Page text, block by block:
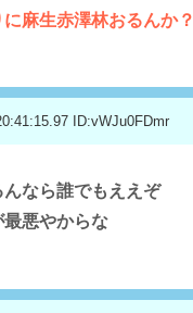
麻生赤澤林おるんか？
ID:vWJu0FDmr
なら誰でもええぞ
最悪やからな